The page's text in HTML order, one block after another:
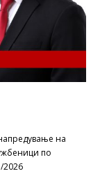
на
по
2026